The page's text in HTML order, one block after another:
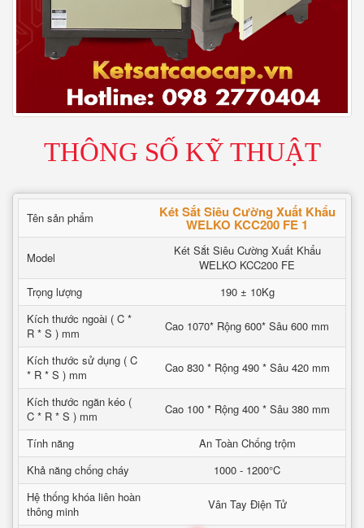
THÔNG SỐ KỸ THUẬT
Tên sản phẩm Két Sắt Siêu Cường Xuất Khẩu
WELKO KCC200 FE 1
Model
Két Sắt Siêu Cường Xuất Khẩu
WELKO KCC200 FE
Trọng lượng
190 ± 10Kg
Kích thước ngoài ( C *
R * S ) mm
Cao 1070* Rộng 600* Sâu 600 mm
Kích thước sử dụng ( C
* R * S ) mm
Cao 830 * Rộng 490 * Sâu 420 mm
Kích thước ngăn kéo (
C * R * S ) mm
Cao 100 * Rộng 400 * Sâu 380 mm
Tính năng
An Toàn Chống trộm
Khả năng chống cháy
1000 - 1200°C
Hệ thống khóa liên hoàn
thông minh
Vân Tay Điện Tử